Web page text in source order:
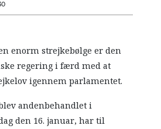
enorm strejkebølge er den
regering i færd med at
igennem parlamentet.
andenbehandlet i
den 16. januar, har til